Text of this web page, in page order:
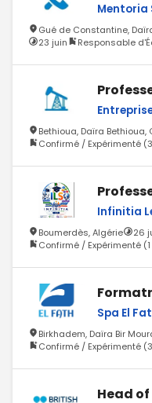
Mentoria
Gué de Constantine,
23 juin
Responsable
Bethioua, Daïra Bethioua,
Confirmé / Expérimenté
Infinitia
Boumerdès, Algérie
26
Confirmé / Expérimenté (1
Spa El
Birkhadem, Daïra Bir
Confirmé / Expérimenté
Head